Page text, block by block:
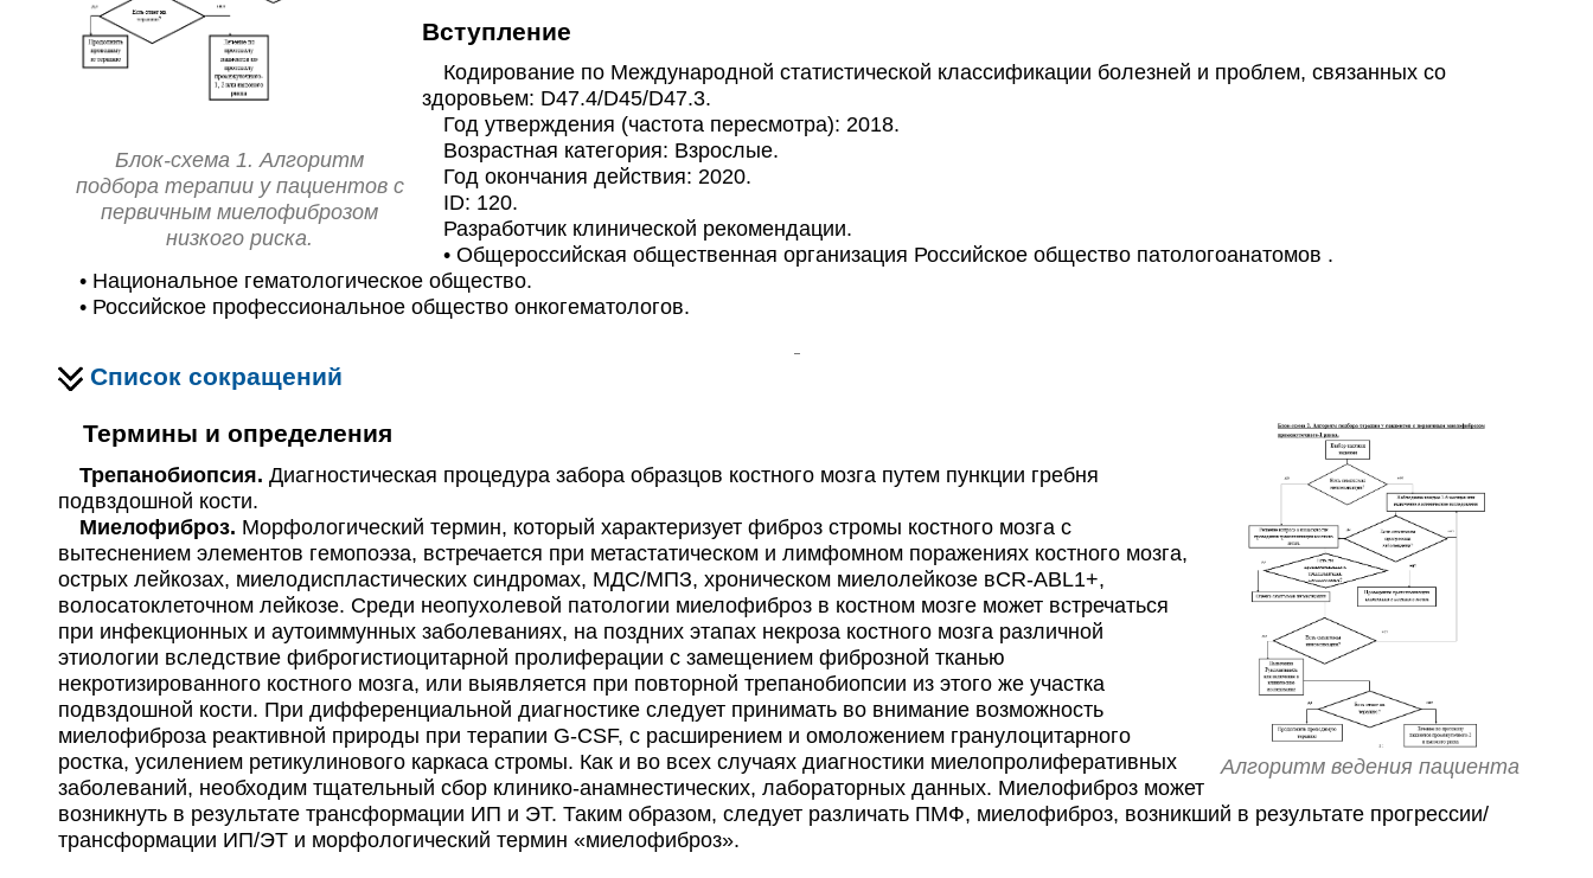
Блок-схема 1. Алгоритм
подбора терапии у пациентов с
первичным миелофиброзом
низкого риска.
Вступление
Кодирование по Международной статистической классификации болезней и проблем, связанных со
здоровьем: D47.4/D45/D47.3.
Год утверждения (частота пересмотра): 2018.
Возрастная категория: Взрослые.
Год окончания действия: 2020.
ID: 120.
Разработчик клинической рекомендации.
• Общероссийская общественная организация Российское общество патологоанатомов .
• Национальное гематологическое общество.
• Российское профессиональное общество онкогематологов.
Список сокращений
Алгоритм ведения пациента
Термины и определения
Трепанобиопсия.Диагностическая процедура забора образцов костного мозга путем пункции гребня
подвздошной кости.
Миелофиброз. Морфологический термин, который характеризует фиброз стромы костного мозга с
вытеснением элементов гемопоэза, встречается при метастатическом и лимфомном поражениях костного мозга,
острых лейкозах, миелодиспластических синдромах, МДС/МПЗ, хроническом миелолейкозе вCR-ABL1+,
волосатоклеточном лейкозе. Среди неопухолевой патологии миелофиброз в костном мозге может встречаться
при инфекционных и аутоиммунных заболеваниях, на поздних этапах некроза костного мозга различной
этиологии вследствие фиброгистиоцитарной пролиферации с замещением фиброзной тканью
некротизированного костного мозга, или выявляется при повторной трепанобиопсии из этого же участка
подвздошной кости. При дифференциальной диагностике следует принимать во внимание возможность
миелофиброза реактивной природы при терапии G-CSF, с расширением и омоложением гранулоцитарного
ростка, усилением ретикулинового каркаса стромы. Как и во всех случаях диагностики миелопролиферативных
заболеваний, необходим тщательный сбор клинико-анамнестических, лабораторных данных. Миелофиброз может
возникнуть в результате трансформации ИП и ЭТ. Таким образом, следует различать ПМФ, миелофиброз, возникший в результате прогрессии/
трансформации ИП/ЭТ и морфологический термин «миелофиброз».